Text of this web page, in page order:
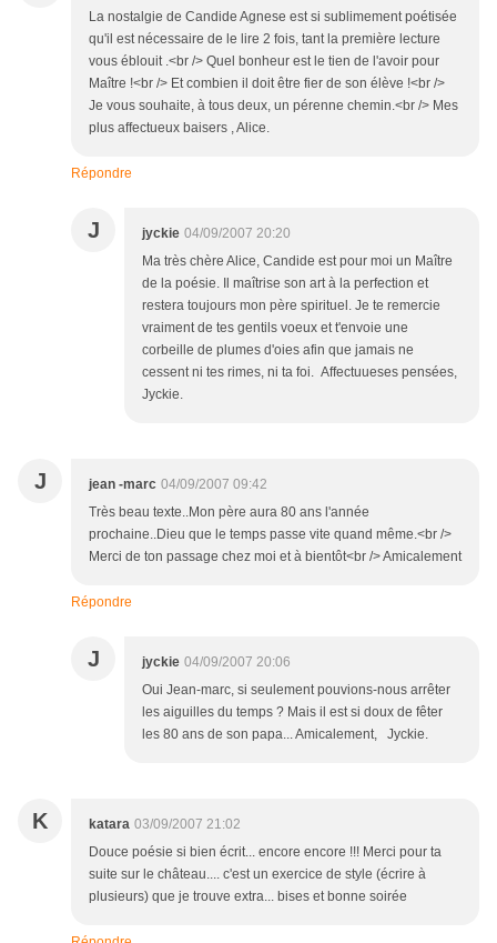
La nostalgie de Candide Agnese est si sublimement poétisée
qu'il est nécessaire de le lire 2 fois, tant la première lecture
vous éblouit .<br /> Quel bonheur est le tien de l'avoir pour
Maître !<br /> Et combien il doit être fier de son élève !<br />
Je vous souhaite, à tous deux, un pérenne chemin.<br /> Mes
plus affectueux baisers , Alice.
Répondre
J jyckie 04/09/2007 20:20
Ma très chère Alice, Candide est pour moi un Maître
de la poésie. Il maîtrise son art à la perfection et
restera toujours mon père spirituel. Je te remercie
vraiment de tes gentils voeux et t'envoie une
corbeille de plumes d'oies afin que jamais ne
cessent ni tes rimes, ni ta foi. Affectuueses pensées,
Jyckie.
J jean -marc 04/09/2007 09:42
Très beau texte..Mon père aura 80 ans l'année
prochaine..Dieu que le temps passe vite quand même.<br />
Merci de ton passage chez moi et à bientôt<br /> Amicalement
Répondre
J jyckie 04/09/2007 20:06
Oui Jean-marc, si seulement pouvions-nous arrêter
les aiguilles du temps ? Mais il est si doux de fêter
les 80 ans de son papa... Amicalement, Jyckie.
K katara 03/09/2007 21:02
Douce poésie si bien écrit... encore encore !!! Merci pour ta
suite sur le château.... c'est un exercice de style (écrire à
plusieurs) que je trouve extra... bises et bonne soirée